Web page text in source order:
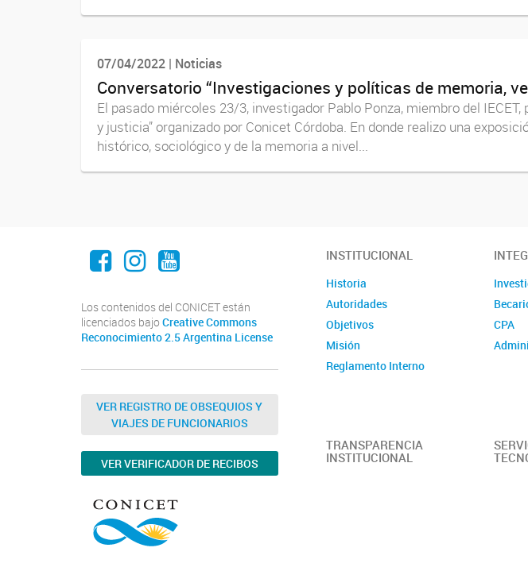
07/04/2022 | Noticias
Conversatorio “Investigaciones y políticas de memoria,
El pasado miércoles 23/3, investigador Pablo Ponza, miembro del
y justicia” organizado por Conicet Córdoba. En donde realizo una
histórico, sociológico y de la memoria a nivel...
Facebook
Instagram
Youtube
Los contenidos del CONICET están
licenciados bajo Creative Commons
Reconocimiento 2.5 Argentina License
VER REGISTRO DE OBSEQUIOS Y
VIAJES DE FUNCIONARIOS
VER VERIFICADOR DE RECIBOS
INSTITUCIONAL
Historia
Autoridades
Objetivos
Misión
Reglamento Interno
CPA
TRANSPARENCIA
INSTITUCIONAL